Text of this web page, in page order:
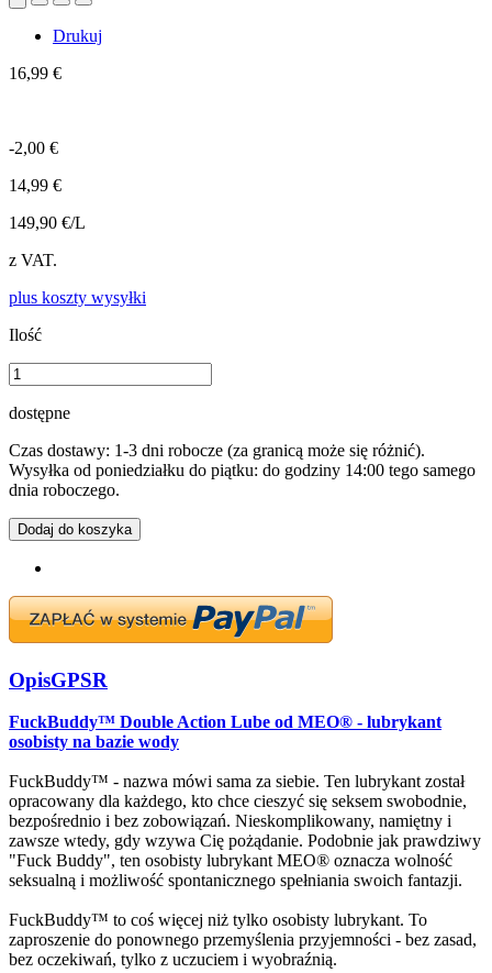
Drukuj
16,99 €
-2,00 €
14,99 €
149,90 €/L
z VAT.
plus koszty wysyłki
Ilość
dostępne
Czas dostawy: 1-3 dni robocze (za granicą może się różnić).
Wysyłka od poniedziałku do piątku: do godziny 14:00 tego samego
dnia roboczego.
Dodaj do koszyka
OpisGPSR
FuckBuddy™ Double Action Lube od MEO® - lubrykant
osobisty na bazie wody
FuckBuddy™ - nazwa mówi sama za siebie. Ten lubrykant został
opracowany dla każdego, kto chce cieszyć się seksem swobodnie,
bezpośrednio i bez zobowiązań. Nieskomplikowany, namiętny i
zawsze wtedy, gdy wzywa Cię pożądanie. Podobnie jak prawdziwy
"Fuck Buddy", ten osobisty lubrykant MEO® oznacza wolność
seksualną i możliwość spontanicznego spełniania swoich fantazji.
FuckBuddy™ to coś więcej niż tylko osobisty lubrykant. To
zaproszenie do ponownego przemyślenia przyjemności - bez zasad,
bez oczekiwań, tylko z uczuciem i wyobraźnią.